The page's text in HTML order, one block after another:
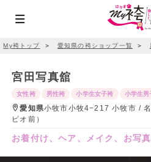
My袴トップ ＞ 愛知県の袴ショップ一覧 ＞
宮田写真舘
女性袴 男性袴 小学生女子袴 小学生男
愛知県小牧市小牧4−217 小牧市 /
ピオ前）
お着付け、ヘア、メイク、お写